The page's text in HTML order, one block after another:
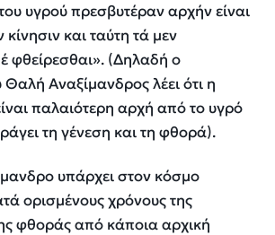
υγρού πρεσβυτέραν αρχήν είναι
κίνησιν και ταύτη τά μεν
φθείρεσθαι». (Δηλαδή ο
Θαλή Αναξίμανδρος λέει ότι η
παλαιότερη αρχή από το υγρό
τη γένεση και τη φθορά).
υπάρχει στον κόσμο
ορισμένους χρόνους της
φθοράς από κάποια αρχική